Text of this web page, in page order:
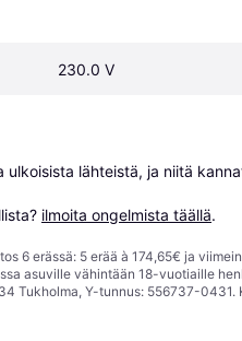
230.0 V
lähteistä, ja niitä
ilmoita ongelmista täällä.
6 erässä: 5 erää à 174,65€ ja
asuville vähintään 18-vuotiaille
Tukholma, Y-tunnus: 556737-0431.